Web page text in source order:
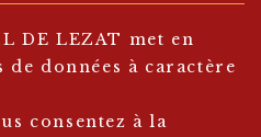
DE LEZAT met en
données à caractère
consentez à la